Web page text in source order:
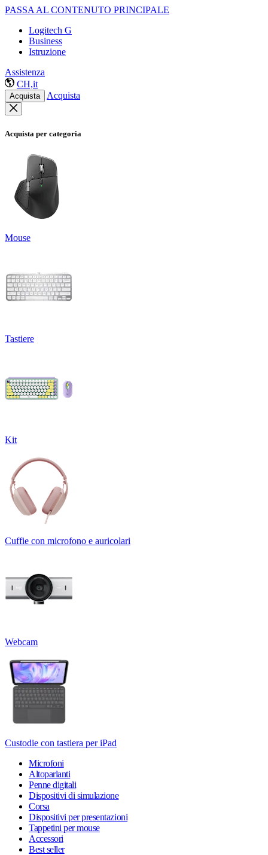
PASSA AL CONTENUTO PRINCIPALE
Logitech G
Business
Istruzione
Assistenza
CH,it
Acquista Acquista
Acquista per categoria
Mouse
Tastiere
Kit
Cuffie con microfono e auricolari
Webcam
Custodie con tastiera per iPad
Microfoni
Altoparlanti
Penne digitali
Dispositivi di simulazione
Corsa
Dispositivi per presentazioni
Tappetini per mouse
Accessori
Best seller